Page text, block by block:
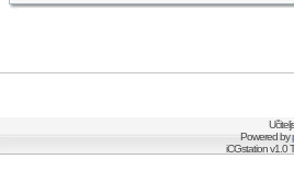
Powered by
iCGstation v1.0